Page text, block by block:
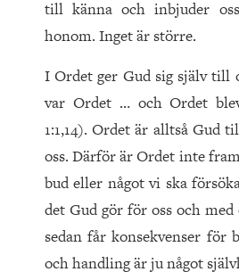
till känna och inbjuder
honom. Inget är större.
I Ordet ger Gud sig själv till
var Ordet … och Ordet
1:1,14). Ordet är alltså Gud
oss. Därför är Ordet inte
bud eller något vi ska
det Gud gör för oss och
sedan får konsekvenser för
och handling är ju något